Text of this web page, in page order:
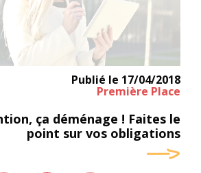
Publié le 17/04/2018
Première Place
ça déménage ! Faites le
point sur vos obligations